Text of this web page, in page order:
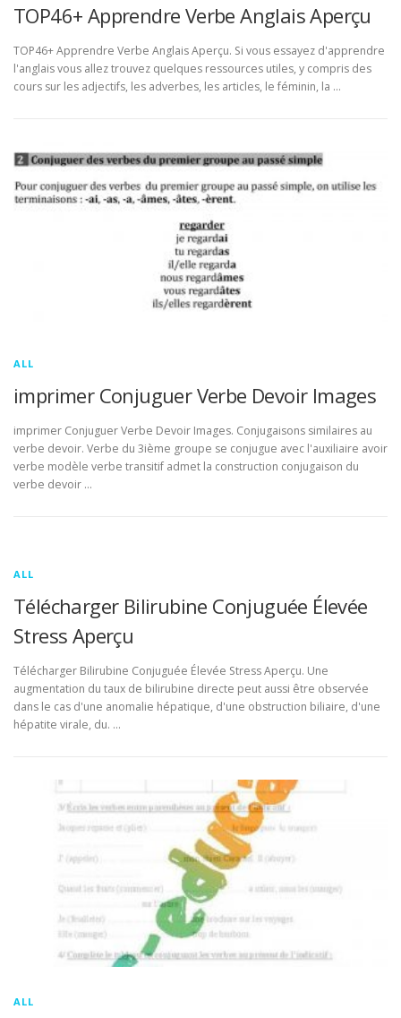
TOP46+ Apprendre Verbe Anglais Aperçu
TOP46+ Apprendre Verbe Anglais Aperçu. Si vous essayez d'apprendre
l'anglais vous allez trouvez quelques ressources utiles, y compris des
cours sur les adjectifs, les adverbes, les articles, le féminin, la …
ALL
imprimer Conjuguer Verbe Devoir Images
imprimer Conjuguer Verbe Devoir Images. Conjugaisons similaires au
verbe devoir. Verbe du 3ième groupe se conjugue avec l'auxiliaire avoir
verbe modèle verbe transitif admet la construction conjugaison du
verbe devoir …
ALL
Télécharger Bilirubine Conjuguée Élevée
Stress Aperçu
Télécharger Bilirubine Conjuguée Élevée Stress Aperçu. Une
augmentation du taux de bilirubine directe peut aussi être observée
dans le cas d'une anomalie hépatique, d'une obstruction biliaire, d'une
hépatite virale, du. …
ALL